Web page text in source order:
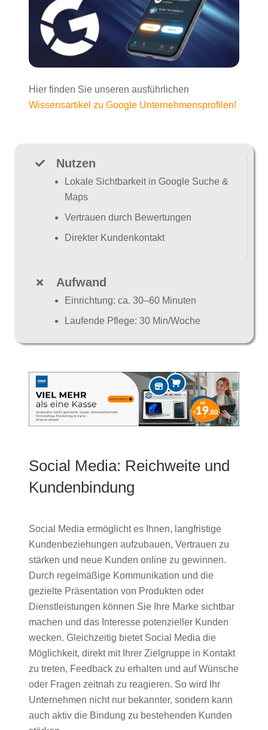
Hier finden Sie unseren ausführlichen
Wissensartikel zu Google Unternehmensprofilen!
Nutzen
Lokale Sichtbarkeit in Google Suche &
Maps
Vertrauen durch Bewertungen
Direkter Kundenkontakt
Aufwand
Einrichtung: ca. 30–60 Minuten
Laufende Pflege: 30 Min/Woche
Social Media: Reichweite und
Kundenbindung
Social Media ermöglicht es Ihnen, langfristige
Kundenbeziehungen aufzubauen, Vertrauen zu
stärken und neue Kunden online zu gewinnen.
Durch regelmäßige Kommunikation und die
gezielte Präsentation von Produkten oder
Dienstleistungen können Sie Ihre Marke sichtbar
machen und das Interesse potenzieller Kunden
wecken. Gleichzeitig bietet Social Media die
Möglichkeit, direkt mit Ihrer Zielgruppe in Kontakt
zu treten, Feedback zu erhalten und auf Wünsche
oder Fragen zeitnah zu reagieren. So wird Ihr
Unternehmen nicht nur bekannter, sondern kann
auch aktiv die Bindung zu bestehenden Kunden